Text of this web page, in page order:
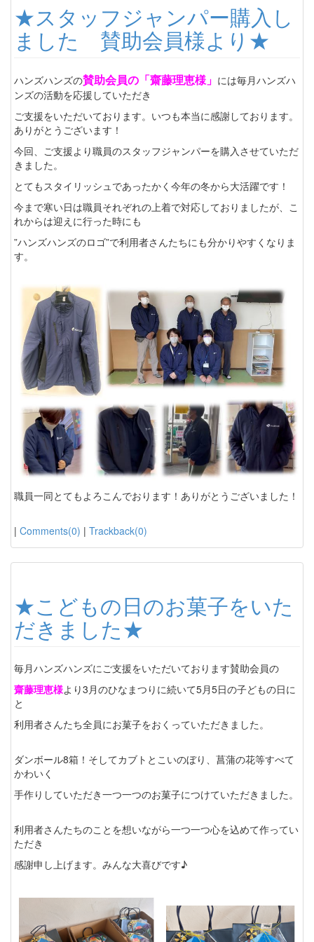
★スタッフジャンパー購入し
ました 賛助会員様より★
ハンズハンズの賛助会員の「齋藤理恵様」 には毎月ハンズハ
ンズの活動を応援していただき
ご支援をいただいております。いつも本当に感謝しております。
ありがとうございます！
今回、ご支援より職員のスタッフジャンパーを購入させていただ
きました。
とてもスタイリッシュであったかく今年の冬から大活躍です！
今まで寒い日は職員それぞれの上着で対応しておりましたが、こ
れからは迎えに行った時にも
”ハンズハンズのロゴ”で利用者さんたちにも分かりやすくなりま
す。
職員一同とてもよろこんでおります！ありがとうございました！
| Comments(0) | Trackback(0)
★こどもの日のお菓子をいた
だきました★
毎月ハンズハンズにご支援をいただいております賛助会員の
齋藤理恵様より3月のひなまつりに続いて5月5日の子どもの日に
と
利用者さんたち全員にお菓子をおくっていただきました。
ダンボール8箱！そしてカブトとこいのぼり、菖蒲の花等すべて
かわいく
手作りしていただき一つ一つのお菓子につけていただきました。
利用者さんたちのことを想いながら一つ一つ心を込めて作ってい
ただき
感謝申し上げます。みんな大喜びです♪